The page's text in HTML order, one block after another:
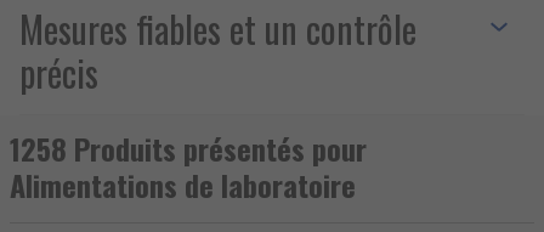
Mesures fiables et un contrôle
précis
Unealimentation de laboratoire
appareil électrique permettant defournir une
tension et un courant continu (DC)
1258 Produits présentés pour
Alimentations de laboratoire